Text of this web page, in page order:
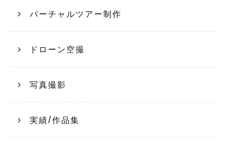
バーチャルツアー制作
ドローン空撮
写真撮影
実績/作品集